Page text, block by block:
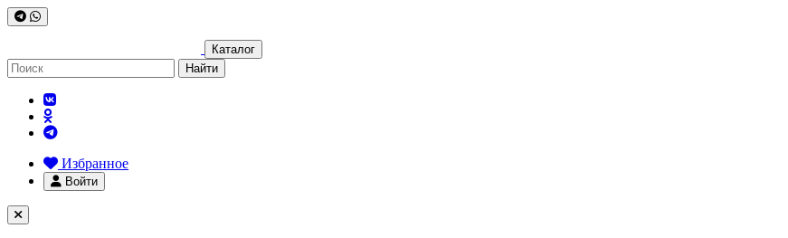
Каталог
Найти
Избранное
Войти